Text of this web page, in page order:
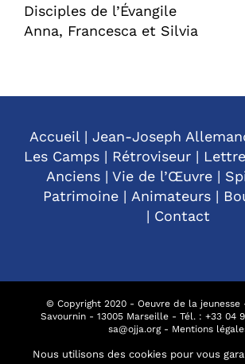
Disciples de l’Évangile
Anna, Francesca et Silvia
Accueil| Jean-Joseph
Les Camps | Rétroviseur |
Anciens| Vie de l’Œuvre|
Patrimoine | Animateurs |
| Contact
© Copyright 2020 - Oeuvre de la jeunesse
Savournin - 13005 Marseille - Tél. : +33 04
sa@ojja.org- Mentions
Nous utilisons des cookies pour vous